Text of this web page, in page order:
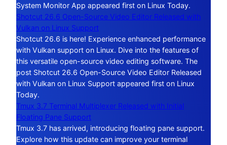
System Monitor App appeared first on Linux Today.
Shotcut 26.6 Open-Source Video Editor Released with
Vulkan on Linux Support
Shotcut 26.6 is here! Experience enhanced performance
with Vulkan support on Linux. Dive into the features of
this versatile open-source video editing software. The
post Shotcut 26.6 Open-Source Video Editor Released
with Vulkan on Linux Support appeared first on Linux
Today.
Tmux 3.7 Terminal Multiplexer Released with Initial
Floating Pane Support
Tmux 3.7 has arrived, introducing floating pane support.
Explore how this update can improve your terminal